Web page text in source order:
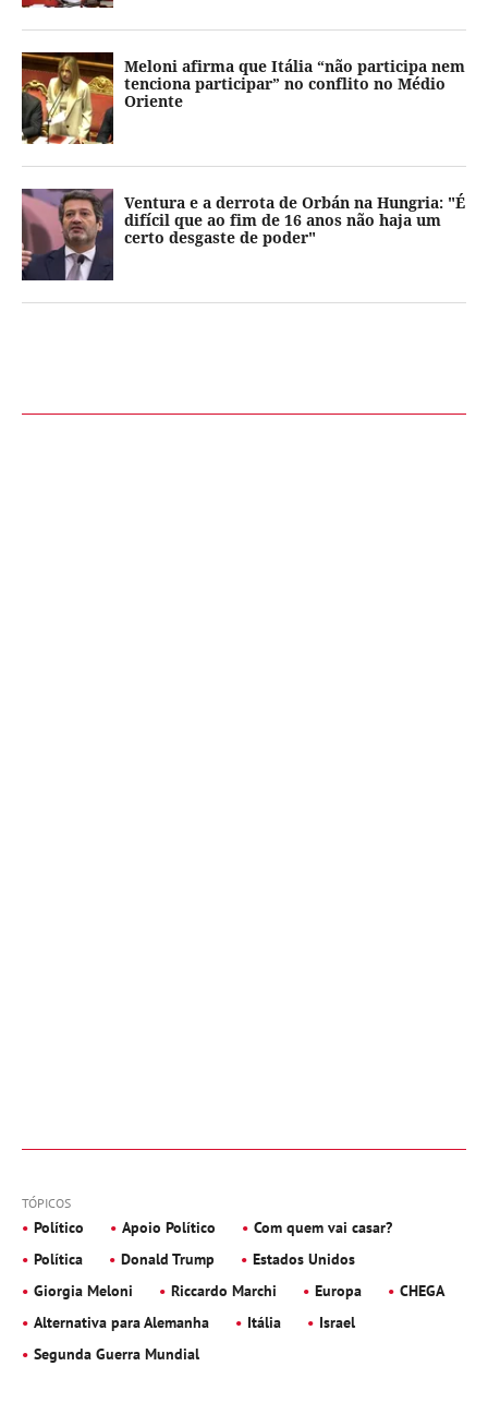
Meloni afirma que Itália “não participa nem
tenciona participar” no conflito no Médio
Oriente
Ventura e a derrota de Orbán na Hungria: "É
difícil que ao fim de 16 anos não haja um
certo desgaste de poder"
TÓPICOS
Político Apoio Político
Com quem vai casar?
Política
Donald Trump
Estados Unidos
Giorgia Meloni
Riccardo Marchi Europa
CHEGA
Alternativa para Alemanha
Itália
Israel
Segunda Guerra Mundial